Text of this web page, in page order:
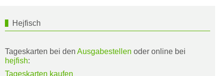
Hejfisch
Tageskarten bei den Ausgabestellen oder online bei
hejfish:
Tageskarten kaufen